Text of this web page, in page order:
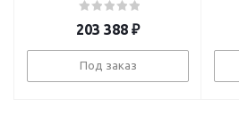
203 388 ₽
Под заказ